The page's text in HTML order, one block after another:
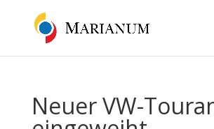
Neuer VW-